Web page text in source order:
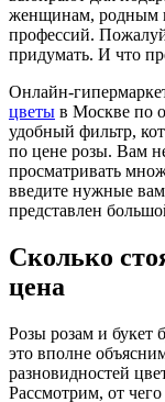
женщинам, родным
профессий.
придумать. И что
Онлайн-
цветы в Москве по
удобный фильтр,
по цене розы. Вам
просматривать
введите нужные
представлен
Сколько
цена
Розы розам и букет
это вполне
разновидностей
Рассмотрим, от